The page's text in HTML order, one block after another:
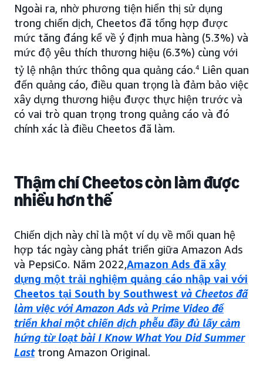
Ngoài ra, nhờ phương tiện hiển thị sử dụng
trong chiến dịch, Cheetos đã tổng hợp được
mức tăng đáng kể về ý định mua hàng (5.3%) và
mức độ yêu thích thương hiệu (6.3%) cùng với
tỷ lệ nhận thức thông qua quảng cáo.4 Liên quan
đến quảng cáo, điều quan trọng là đảm bảo việc
xây dựng thương hiệu được thực hiện trước và
có vai trò quan trọng trong quảng cáo và đó
chính xác là điều Cheetos đã làm.
Thậm chí Cheetos còn làm được
nhiều hơn thế
Chiến dịch này chỉ là một ví dụ về mối quan hệ
hợp tác ngày càng phát triển giữa Amazon Ads
và PepsiCo. Năm 2022,Amazon Ads đã xây
dựng một trải nghiệm quảng cáo nhập vai với
Cheetos tại South by Southwest và Cheetos đã
làm việc với Amazon Ads và Prime Video để
triển khai một chiến dịch phễu đầy đủ lấy cảm
hứng từ loạt bài I Know What You Did Summer
Lasttrong Amazon Original.